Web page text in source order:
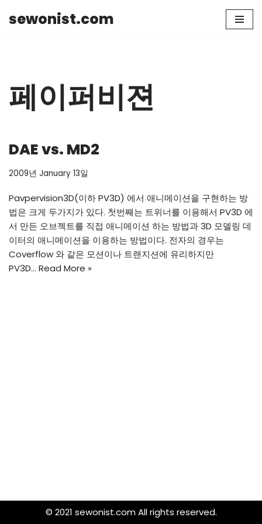
sewonist.com
페이퍼비젼
DAE vs. MD2
2009년 January 13일
Pavpervision3D(이하 PV3D) 에서 애니메이션을 구현하는 방
법은 크게 두가지가 있다. 첫번째는 트위너를 이용해서 PV3D 에
서 만든 오브젝트를 직접 애니메이션 하는 방법과 3D 모델링 데
이터의 애니메이션을 이용하는 방법이다. 전자의 경우는
Coverflow 와 같은 모션이나 트랜지션에 유리하지만
PV3D… Read More »
© 2021 sewonist.com All rights reserved.